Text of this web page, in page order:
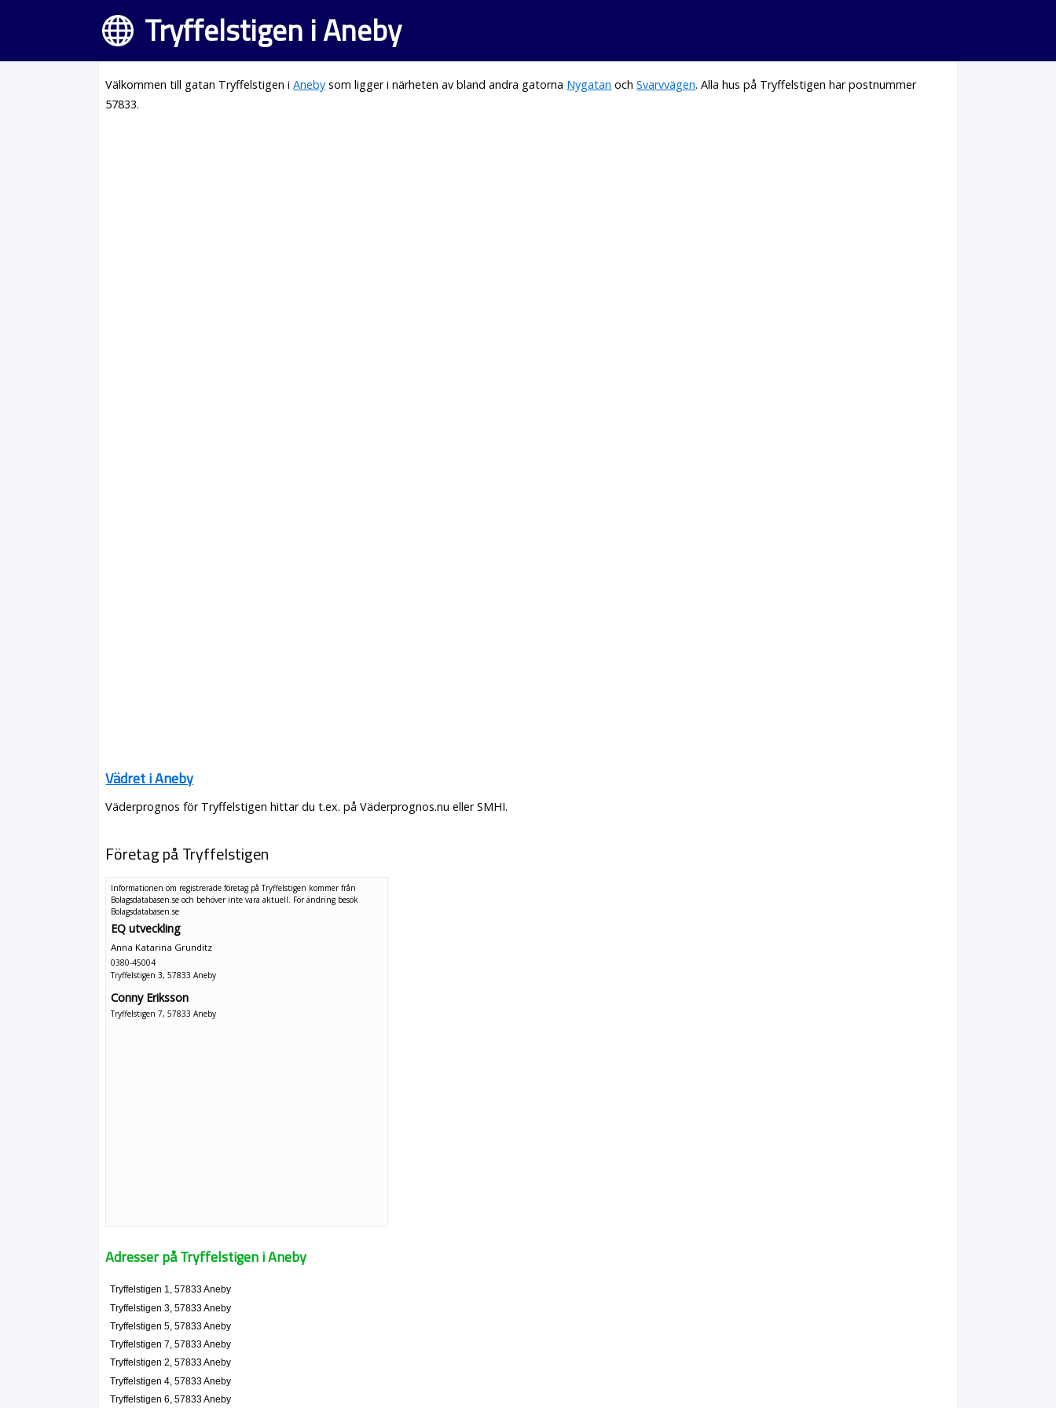
Tryffelstigen i Aneby
Välkommen till gatan Tryffelstigen iAneby som ligger i närheten av bland andra gatorna Nygatan ochSvarvvägen. Alla hus på Tryffelstigen har postnummer
57833.
Vädret i Aneby
Väderprognos för Tryffelstigen hittar du t.ex. på Väderprognos.nu eller SMHI.
Företag på Tryffelstigen
Informationen om registrerade företag på Tryffelstigen kommer från
Bolagsdatabasen.se och behöver inte vara aktuell. För ändring besök
Bolagsdatabasen.se
EQ utveckling
Anna Katarina Grunditz
0380-45004
Tryffelstigen 3, 57833 Aneby
Conny Eriksson
Tryffelstigen 7, 57833 Aneby
Adresser på Tryffelstigen i Aneby
Tryffelstigen 1, 57833 Aneby
Tryffelstigen 3, 57833 Aneby
Tryffelstigen 5, 57833 Aneby
Tryffelstigen 7, 57833 Aneby
Tryffelstigen 2, 57833 Aneby
Tryffelstigen 4, 57833 Aneby
Tryffelstigen 6, 57833 Aneby